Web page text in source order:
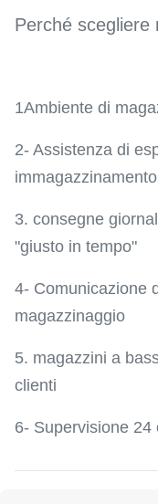
Perché scegliere
1Ambiente di
2- Assistenza di
3. consegne
"giusto in tempo"
4- Comunicazione
magazzinaggio
5. magazzini a
clienti
6- Supervisione 24